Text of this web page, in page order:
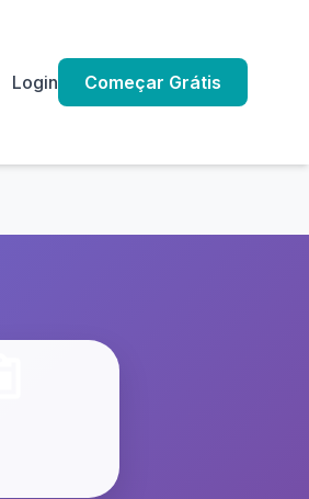
Login Começar Grátis